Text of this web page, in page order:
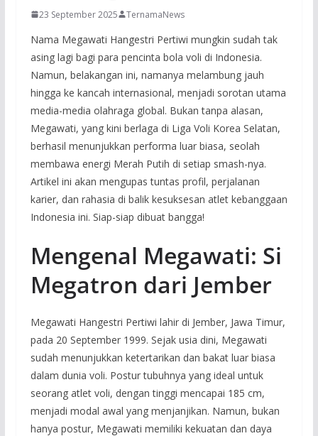
23 September 2025 TernamaNews
Nama Megawati Hangestri Pertiwi mungkin sudah tak
asing lagi bagi para pencinta bola voli di Indonesia.
Namun, belakangan ini, namanya melambung jauh
hingga ke kancah internasional, menjadi sorotan utama
media-media olahraga global. Bukan tanpa alasan,
Megawati, yang kini berlaga di Liga Voli Korea Selatan,
berhasil menunjukkan performa luar biasa, seolah
membawa energi Merah Putih di setiap smash-nya.
Artikel ini akan mengupas tuntas profil, perjalanan
karier, dan rahasia di balik kesuksesan atlet kebanggaan
Indonesia ini. Siap-siap dibuat bangga!
Mengenal Megawati: Si
Megatron dari Jember
Megawati Hangestri Pertiwi lahir di Jember, Jawa Timur,
pada 20 September 1999. Sejak usia dini, Megawati
sudah menunjukkan ketertarikan dan bakat luar biasa
dalam dunia voli. Postur tubuhnya yang ideal untuk
seorang atlet voli, dengan tinggi mencapai 185 cm,
menjadi modal awal yang menjanjikan. Namun, bukan
hanya postur, Megawati memiliki kekuatan dan daya